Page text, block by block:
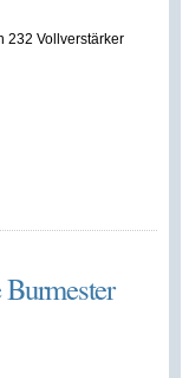
232 Vollverstärker